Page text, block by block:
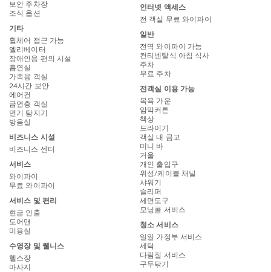
보안 주차장
조식 옵션
기타
휠체어 접근 가능
엘리베이터
장애인용 편의 시설
흡연실
가족용 객실
24시간 보안
에어컨
금연층 객실
연기 탐지기
방음실
비즈니스 시설
비즈니스 센터
서비스
와이파이
무료 와이파이
서비스 및 편리
현금 인출
도어맨
미용실
수영장 및 웰니스
헬스장
마사지
인터넷 액세스
전 객실 무료 와이파이
일반
전역 와이파이 가능
컨티넨탈식 아침 식사
주차
무료 주차
전객실 이용 가능
목욕 가운
암막커튼
책상
드라이기
객실 내 금고
미니 바
거울
개인 출입구
위성/케이블 채널
샤워기
슬리퍼
세면도구
모닝콜 서비스
청소 서비스
일일 가정부 서비스
세탁
다림질 서비스
구두닦기